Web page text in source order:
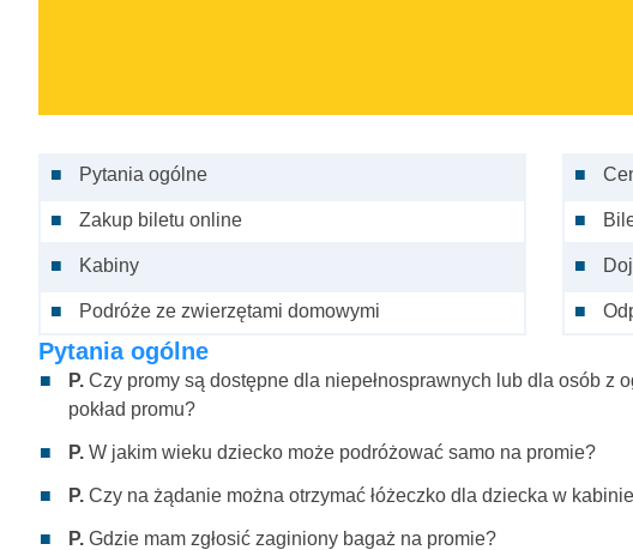
Pytania ogólne
Zakup biletu online
Kabiny
Podróże ze zwierzętami domowymi
Pytania ogólne
P. Czy promy są dostępne dla niepełnosprawnych lub dla osób
pokład promu?
P. W jakim wieku dziecko może podróżować samo na promie?
P. Czy na żądanie można otrzymać łóżeczko dla dziecka w
P. Gdzie mam zgłosić zaginiony bagaż na promie?